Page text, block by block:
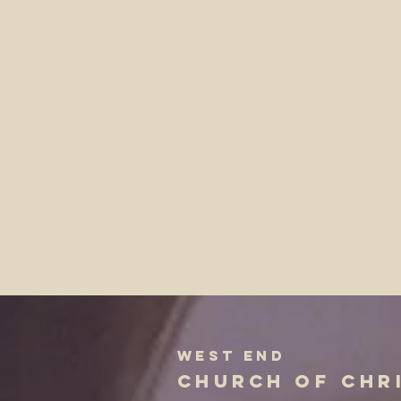
west end
church of